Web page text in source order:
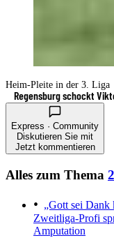
Heim-Pleite in der 3. Liga
Regensburg schockt
Express · Community
Diskutieren Sie mit
Jetzt kommentieren
Alles zum Thema
„Gott sei Dank
Zweitliga-Profi
Amputation